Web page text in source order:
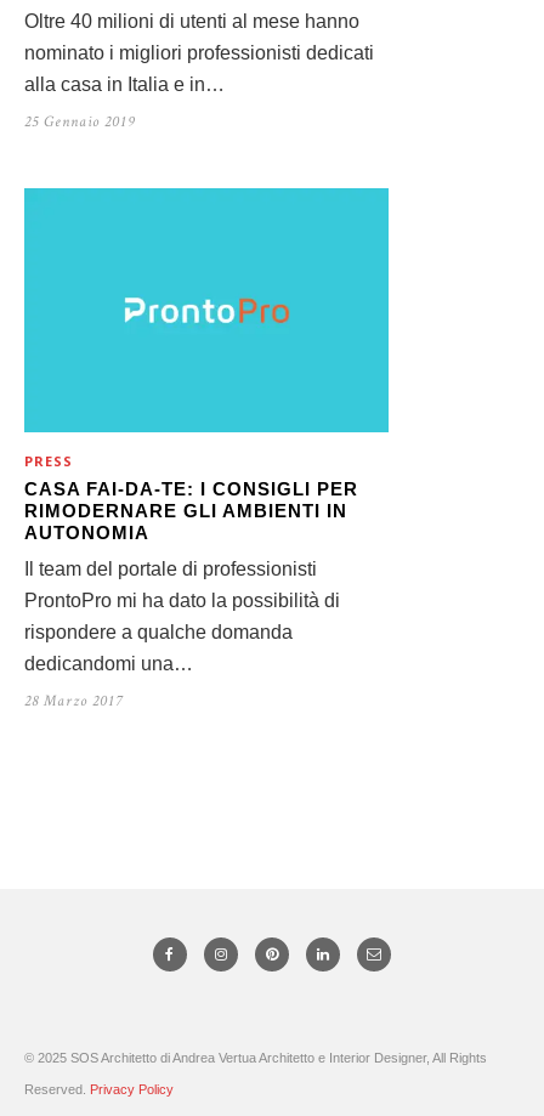
Oltre 40 milioni di utenti al mese hanno
nominato i migliori professionisti dedicati
alla casa in Italia e in…
25 Gennaio 2019
PRESS
CASA FAI-DA-TE: I CONSIGLI PER
RIMODERNARE GLI AMBIENTI IN
AUTONOMIA
Il team del portale di professionisti
ProntoPro mi ha dato la possibilità di
rispondere a qualche domanda
dedicandomi una…
28 Marzo 2017
© 2025 SOS Architetto di Andrea Vertua Architetto e Interior Designer, All Rights
Reserved. Privacy Policy